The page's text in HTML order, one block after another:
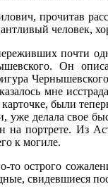
прочитав
человек,
почти
Он
мне
были
уже делала свое
на портрете. Из
к могиле.
то острого
свидевшиеся